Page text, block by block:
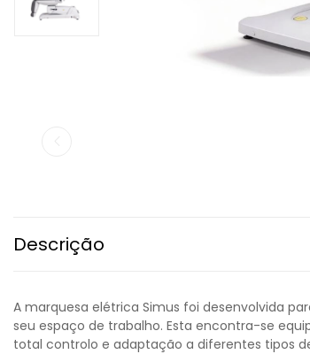
Descrição
A marquesa elétrica Simus foi desenvolvida
seu espaço de trabalho. Esta encontra-se
total controlo e adaptação a diferentes tipos